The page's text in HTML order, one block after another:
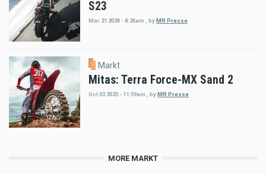
S23
Mar 21 2024 - 8:26am byMR Presse
Markt
Mitas: Terra Force-MX Sand 2
Oct 03 2023 - 11:59am byMR Presse
MORE MARKT